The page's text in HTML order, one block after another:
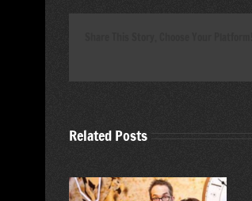
Related Posts